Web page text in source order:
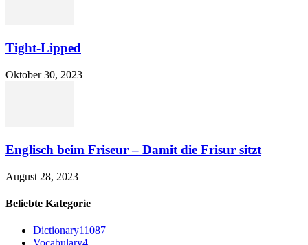
Tight-Lipped
Oktober 30, 2023
Englisch beim Friseur – Damit die Frisur sitzt
August 28, 2023
Beliebte Kategorie
Dictionary11087